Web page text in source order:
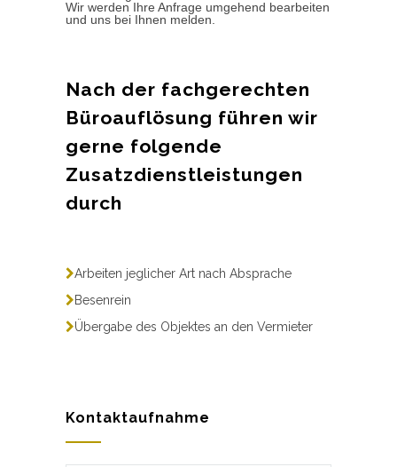
Wir werden Ihre Anfrage umgehend bearbeiten
und uns bei Ihnen melden.
Nach der fachgerechten
Büroauflösung führen wir
gerne folgende
Zusatzdienstleistungen
durch
Arbeiten jeglicher Art nach Absprache
Besenrein
Übergabe des Objektes an den Vermieter
Kontaktaufnahme